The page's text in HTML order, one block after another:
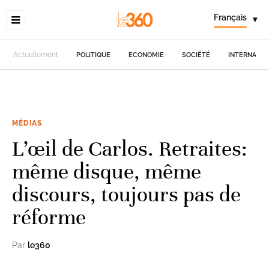
Français ▾
Actuellement POLITIQUE ECONOMIE SOCIÉTÉ
MÉDIAS
L’œil de Carlos. Retraites:
même disque, même
discours, toujours pas de
réforme
Par le360